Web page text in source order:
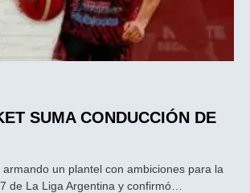
SUMA CONDUCCIÓN DE
armando un plantel con ambiciones para la
de La Liga Argentina y confirmó…